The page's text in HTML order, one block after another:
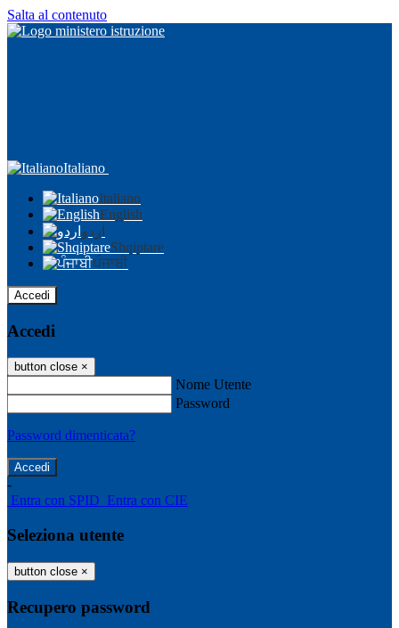
Salta al contenuto
Italiano
Italiano
English
اردو
Shqiptare
ਪੰਜਾਬੀ
Accedi
Accedi
button close ×
Nome Utente
Password
Password dimenticata?
-
Entra con SPID Entra con CIE
Seleziona utente
button close ×
Recupero password